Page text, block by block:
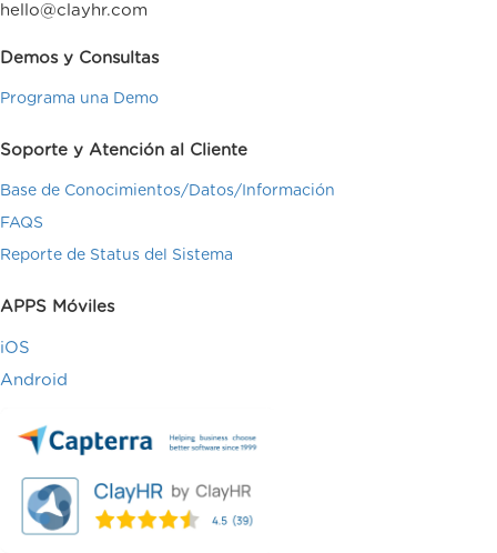
hello@clayhr.com
Demos y Consultas
Programa una Demo
Soporte y Atención al Cliente
Base de Conocimientos/Datos/Información
FAQS
Reporte de Status del Sistema
APPS Móviles
iOS
Android